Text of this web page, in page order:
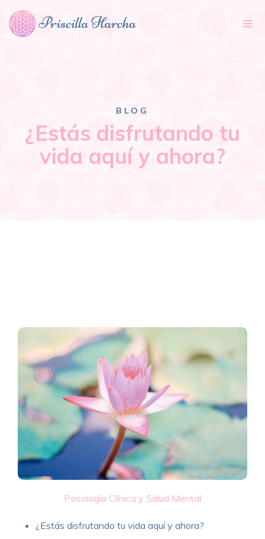
BLOG
¿Estás disfrutando tu
vida aquí y ahora?
Psicología Clínica y Salud Mental
¿Estás disfrutando tu vida aquí y ahora?